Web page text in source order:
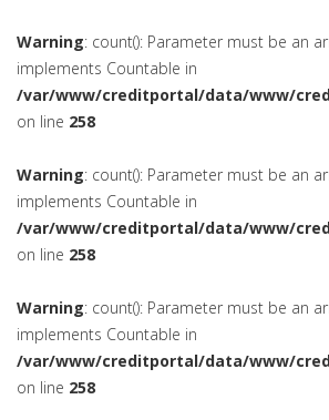
Warning: count(): Parameter must be an
implements Countable in
/var/www/creditportal/data/www/
on line 258
Warning: count(): Parameter must be an
implements Countable in
/var/www/creditportal/data/www/
on line 258
Warning: count(): Parameter must be an
implements Countable in
/var/www/creditportal/data/www/
on line 258